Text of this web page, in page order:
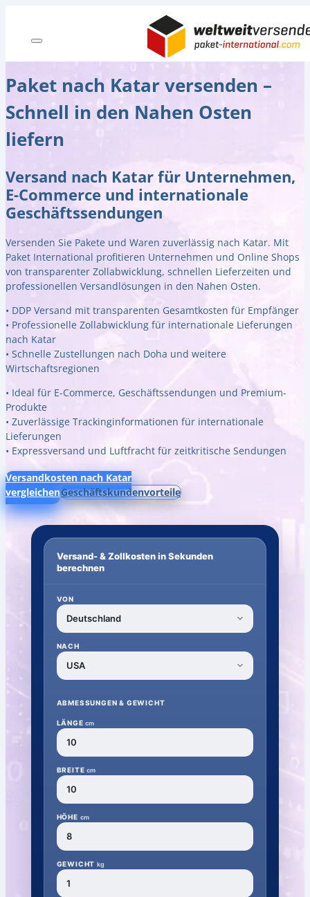
Paket nach Katar versenden –
Schnell in den Nahen Osten
liefern
Versand nach Katar für Unternehmen,
E-Commerce und internationale
Geschäftssendungen
Versenden Sie Pakete und Waren zuverlässig nach Katar. Mit
Paket International profitieren Unternehmen und Online Shops
von transparenter Zollabwicklung, schnellen Lieferzeiten und
professionellen Versandlösungen in den Nahen Osten.
• DDP Versand mit transparenten Gesamtkosten für Empfänger
• Professionelle Zollabwicklung für internationale Lieferungen
nach Katar
• Schnelle Zustellungen nach Doha und weitere
Wirtschaftsregionen
• Ideal für E-Commerce, Geschäftssendungen und Premium-
Produkte
• Zuverlässige Trackinginformationen für internationale
Lieferungen
• Expressversand und Luftfracht für zeitkritische Sendungen
Versandkosten nach Katar
vergleichenGeschäftskundenvorteile
Versand- & Zollkosten in Sekunden
berechnen
VON
NACH
ABMESSUNGEN & GEWICHT
LÄNGEcm
BREITEcm
HÖHE cm
GEWICHT kg